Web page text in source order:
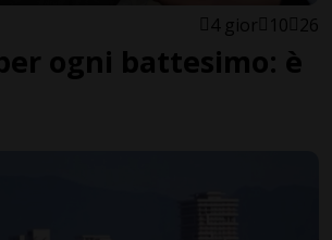
4 gior 10 26
ogni battesimo: è